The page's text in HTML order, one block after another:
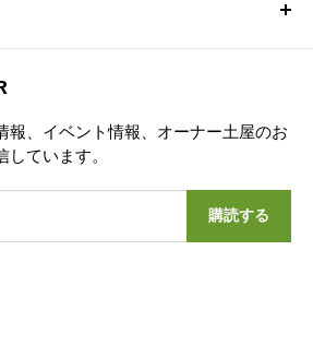
報、イベント情報、オーナー土屋のお
ています。
購読する